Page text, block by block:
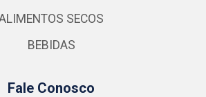
SECOS
BEBIDAS
Fale Conosco